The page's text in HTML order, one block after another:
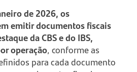
de 2026, os
emitir documentos fiscais
da CBS e do IBS,
operação, conforme as
para cada documento